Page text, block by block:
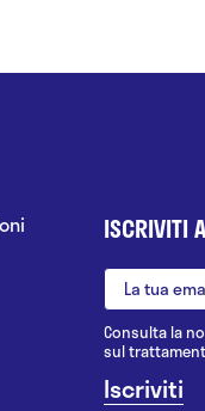
ISCRIVITI
Consulta la
sul